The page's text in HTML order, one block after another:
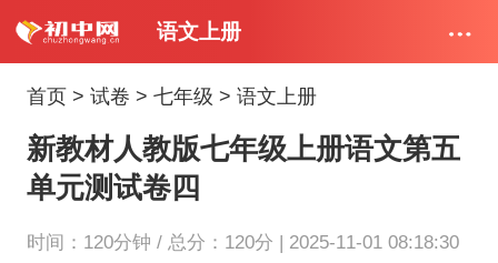
语文上册
首页 > 试卷 > 七年级 > 语文上册
新教材人教版七年级上册语文第五
单元测试卷四
时间：120分钟 / 总分：120分 | 2025-11-01 08:18:30